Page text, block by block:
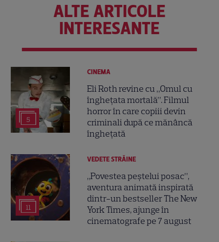
ALTE ARTICOLE
INTERESANTE
5
CINEMA
Eli Roth revine cu „Omul cu
înghețata mortală”. Filmul
horror în care copiii devin
criminali după ce mănâncă
înghețată
11
VEDETE STRĂINE
„Povestea peștelui posac”,
aventura animată inspirată
dintr-un bestseller The New
York Times, ajunge în
cinematografe pe 7 august